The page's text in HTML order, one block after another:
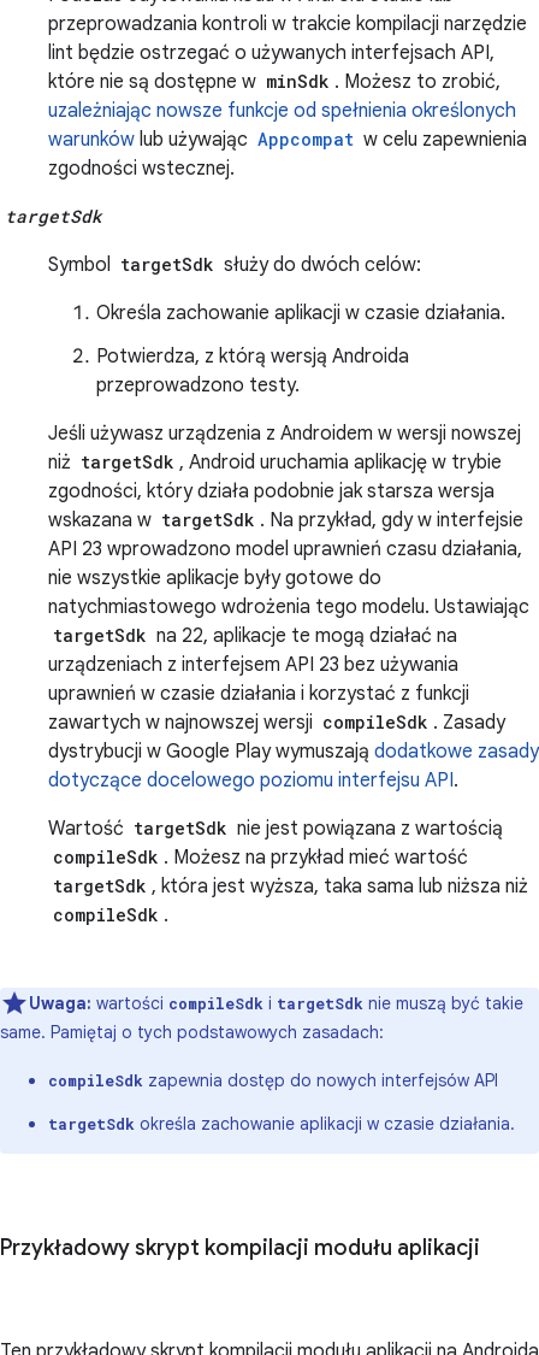
przeprowadzania kontroli w trakcie kompilacji narzędzie
lint będzie ostrzegać o używanych interfejsach API,
które nie są dostępne w minSdk . Możesz to zrobić,
uzależniając nowsze funkcje od spełnienia określonych
warunków lub używając Appcompat w celu zapewnienia
zgodności wstecznej.
targetSdk
Symbol targetSdk służy do dwóch celów:
Określa zachowanie aplikacji w czasie działania.
Potwierdza, z którą wersją Androida
przeprowadzono testy.
Jeśli używasz urządzenia z Androidem w wersji nowszej
niż targetSdk , Android uruchamia aplikację w trybie
zgodności, który działa podobnie jak starsza wersja
wskazana w targetSdk . Na przykład, gdy w interfejsie
API 23 wprowadzono model uprawnień czasu działania,
nie wszystkie aplikacje były gotowe do
natychmiastowego wdrożenia tego modelu. Ustawiając
targetSdk na 22, aplikacje te mogą działać na
urządzeniach z interfejsem API 23 bez używania
uprawnień w czasie działania i korzystać z funkcji
zawartych w najnowszej wersji compileSdk . Zasady
dystrybucji w Google Play wymuszają dodatkowe zasady
dotyczące docelowego poziomu interfejsu API.
Wartość targetSdk nie jest powiązana z wartością
compileSdk . Możesz na przykład mieć wartość
targetSdk , która jest wyższa, taka sama lub niższa niż
compileSdk .
Uwaga: wartości compileSdk i targetSdk nie muszą być takie
same. Pamiętaj o tych podstawowych zasadach:
compileSdk zapewnia dostęp do nowych interfejsów API
targetSdk określa zachowanie aplikacji w czasie działania.
Przykładowy skrypt kompilacji modułu aplikacji